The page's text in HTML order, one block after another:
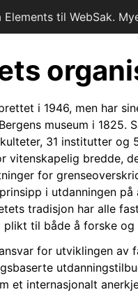
til WebSak.
i 1946, men har
museum i 1825.
31 institutter og
vitenskapelig bredde,
for
i utdanningen
tradisjon har alle
til både å forske og
for utviklingen av
et internasjonalt